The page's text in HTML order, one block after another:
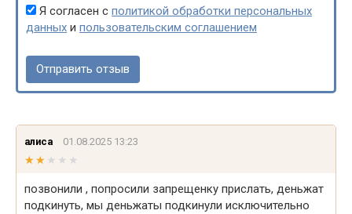
Я согласен с политикой обработки персональных
данных и пользовательским соглашением
алиса 01.08.2025 13:23
★★★★★
★★★★★
позвонили , попросили запрещенку прислать, деньжат
подкинуть, мы деньжаты подкинули исключительно